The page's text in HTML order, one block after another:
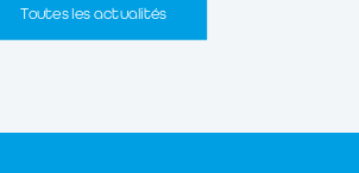
Toutes les actualités